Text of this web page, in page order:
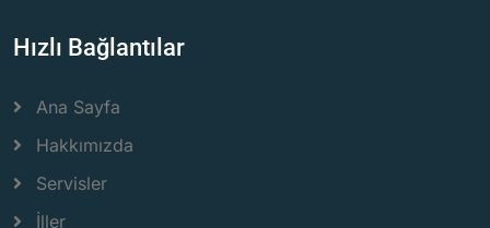
Hızlı Bağlantılar
Ana Sayfa
Hakkımızda
Servisler
İller